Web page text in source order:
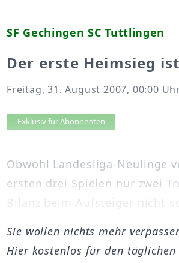
SF Gechingen SC Tuttlingen
Der erste Heimsieg
Freitag, 31. August 2007, 00:00
Artikel vorlesen
Exklusiv für Abonnenten
Obwohl Landesliga-Neulinge
ersten drei Spielen nur zwei
Bilanz beim Aufsteiger nicht
Sie wollen nichts mehr
Hier kostenlos für den